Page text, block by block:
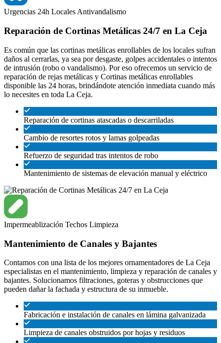
Urgencias 24h LocalesAntivandalismo
Reparación de Cortinas Metálicas 24/7 en La Ceja
Es común que las cortinas metálicas enrollables de los locales sufran
daños al cerrarlas, ya sea por desgaste, golpes accidentales o intentos
de intrusión (robo o vandalismo). Por eso ofrecemos un servicio de
reparación de rejas metálicas y Cortinas metálicas enrollables
disponible las 24 horas, brindándote atención inmediata cuando más
lo necesites en toda La Ceja.
Reparación de cortinas atascadas o descarriladas
Cambio de resortes rotos y lamas golpeadas
Refuerzo de seguridad tras intentos de robo
Mantenimiento de sistemas de elevación manual y eléctrico
Impermeablización Techos Limpieza
Mantenimiento de Canales y Bajantes
Contamos con una lista de los mejores ornamentadores de La Ceja
especialistas en el mantenimiento, limpieza y reparación de canales y
bajantes. Solucionamos filtraciones, goteras y obstrucciones que
pueden dañar la fachada y estructura de su inmueble.
Fabricación e instalación de canales en lámina galvanizada
Limpieza de canales obstruidos por hojas y residuos